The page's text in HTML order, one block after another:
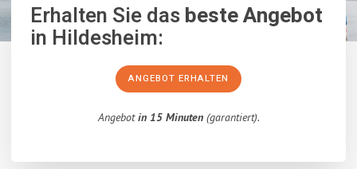
Erhalten Sie dasbeste Angebot
in Hildesheim:
ANGEBOT ERHALTEN
Angebotin 15 Minuten(garantiert).